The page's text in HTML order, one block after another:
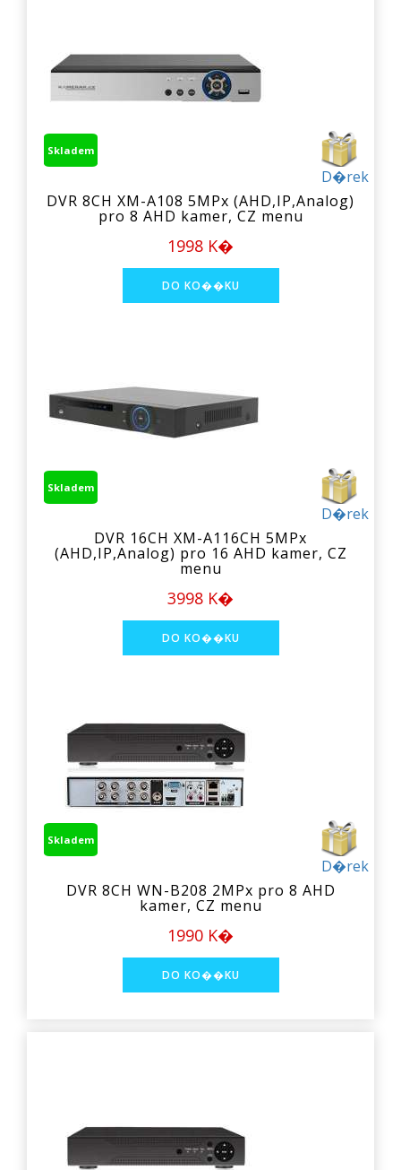
D�rek
Skladem
DVR 8CH XM-A108 5MPx (AHD,IP,Analog)
pro 8 AHD kamer, CZ menu
1998 K�
D�rek
Skladem
DVR 16CH XM-A116CH 5MPx
(AHD,IP,Analog) pro 16 AHD kamer, CZ
menu
3998 K�
D�rek
Skladem
DVR 8CH WN-B208 2MPx pro 8 AHD
kamer, CZ menu
1990 K�